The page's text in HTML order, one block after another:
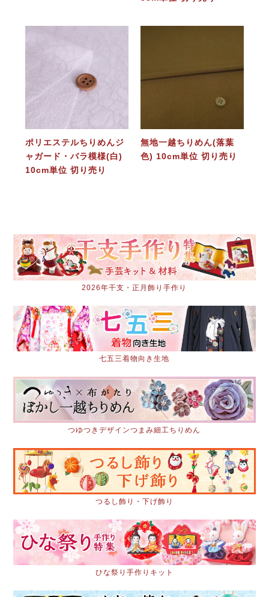
ポリエステルちりめんジ
ャガード・バラ模様(白)
10cm単位 切り売り
無地一越ちりめん(落葉
色) 10cm単位 切り売り
2026年干支・正月飾り手作り
七五三着物向き生地
つゆつきデザインつまみ細工ちりめん
つるし飾り・下げ飾り
ひな祭り手作りキット